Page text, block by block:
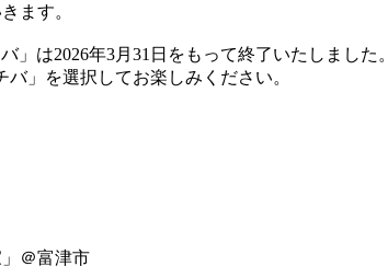
ます。
は2026年3月31日をもって終了いたしました。
」を選択してお楽しみください。
＠富津市